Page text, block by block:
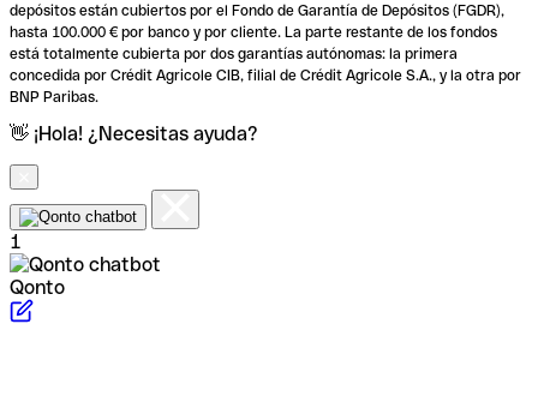
depósitos están cubiertos por el Fondo de Garantía de Depósitos (FGDR),
hasta 100.000 € por banco y por cliente. La parte restante de los fondos
está totalmente cubierta por dos garantías autónomas: la primera
concedida por Crédit Agricole CIB, filial de Crédit Agricole S.A., y la otra por
BNP Paribas.
👋 ¡Hola! ¿Necesitas ayuda?
1
Qonto